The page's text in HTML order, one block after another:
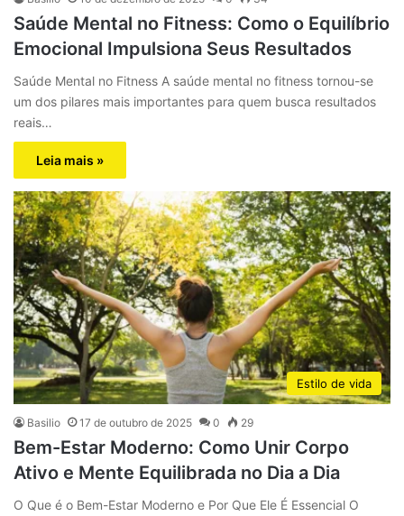
Saúde Mental no Fitness: Como o Equilíbrio
Emocional Impulsiona Seus Resultados
Saúde Mental no Fitness A saúde mental no fitness tornou-se
um dos pilares mais importantes para quem busca resultados
reais…
Leia mais »
Estilo de vida
Basilio 17 de outubro de 2025 0 29
Bem-Estar Moderno: Como Unir Corpo
Ativo e Mente Equilibrada no Dia a Dia
O Que é o Bem-Estar Moderno e Por Que Ele É Essencial O